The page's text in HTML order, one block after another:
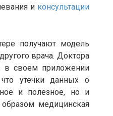
и консультации
получают модель
врача. Доктора
в своем приложении
утечки данных о
и полезное, но и
медицинская